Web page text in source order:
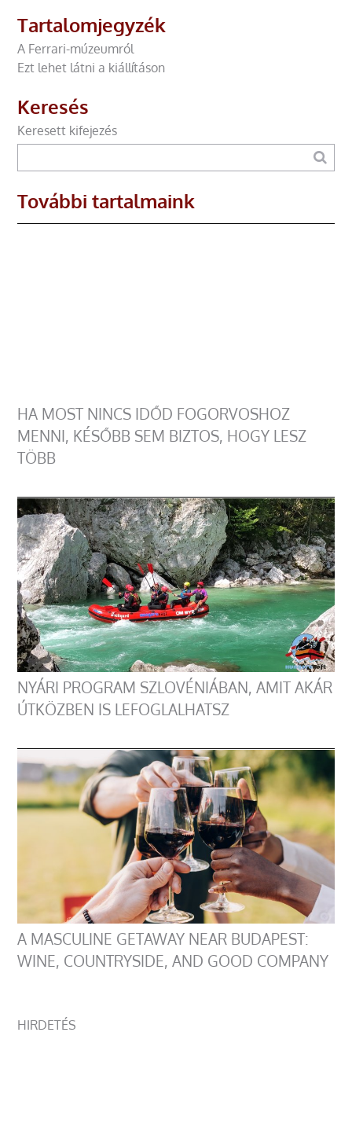
Tartalomjegyzék
A Ferrari-múzeumról
Ezt lehet látni a kiállításon
Keresés
Keresett kifejezés
További tartalmaink
HA MOST NINCS IDŐD FOGORVOSHOZ
MENNI, KÉSŐBB SEM BIZTOS, HOGY LESZ
TÖBB
NYÁRI PROGRAM SZLOVÉNIÁBAN, AMIT AKÁR
ÚTKÖZBEN IS LEFOGLALHATSZ
A MASCULINE GETAWAY NEAR BUDAPEST:
WINE, COUNTRYSIDE, AND GOOD COMPANY
HIRDETÉS